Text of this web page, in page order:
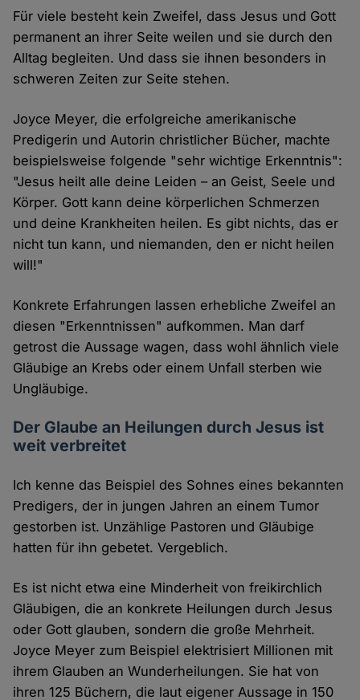
Für viele besteht kein Zweifel, dass Jesus und Gott
permanent an ihrer Seite weilen und sie durch den
Alltag begleiten. Und dass sie ihnen besonders in
schweren Zeiten zur Seite stehen.
Joyce Meyer, die erfolgreiche amerikanische
Predigerin und Autorin christlicher Bücher, machte
beispielsweise folgende "sehr wichtige Erkenntnis":
"Jesus heilt alle deine Leiden – an Geist, Seele und
Körper. Gott kann deine körperlichen Schmerzen
und deine Krankheiten heilen. Es gibt nichts, das er
nicht tun kann, und niemanden, den er nicht heilen
will!"
Konkrete Erfahrungen lassen erhebliche Zweifel an
diesen "Erkenntnissen" aufkommen. Man darf
getrost die Aussage wagen, dass wohl ähnlich viele
Gläubige an Krebs oder einem Unfall sterben wie
Ungläubige.
Der Glaube an Heilungen durch Jesus ist
weit verbreitet
Ich kenne das Beispiel des Sohnes eines bekannten
Predigers, der in jungen Jahren an einem Tumor
gestorben ist. Unzählige Pastoren und Gläubige
hatten für ihn gebetet. Vergeblich.
Es ist nicht etwa eine Minderheit von freikirchlich
Gläubigen, die an konkrete Heilungen durch Jesus
oder Gott glauben, sondern die große Mehrheit.
Joyce Meyer zum Beispiel elektrisiert Millionen mit
ihrem Glauben an Wunderheilungen. Sie hat von
ihren 125 Büchern, die laut eigener Aussage in 150